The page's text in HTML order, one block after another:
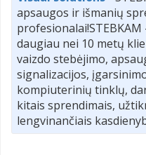
apsaugos ir išmanių
daugiau nei 10 metų
vaizdo stebėjimo,
signalizacijos,
kompiuterinių tinklų,
kitais sprendimais,
lengvinančiais